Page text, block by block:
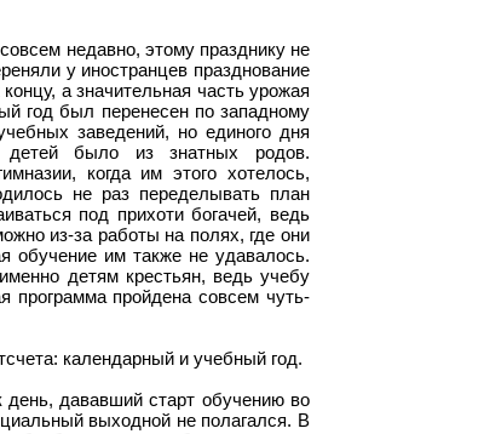
недавно, этому празднику не
у иностранцев празднование
а значительная часть урожая
год был перенесен по западному
заведений, но единого дня
детей было из знатных родов.
когда им этого хотелось,
не раз переделывать план
под прихоти богачей, ведь
из-за работы на полях, где они
обучение им также не удавалось.
детям крестьян, ведь учебу
программа пройдена совсем чуть-
календарный и учебный год.
день, дававший старт обучению во
выходной не полагался. В